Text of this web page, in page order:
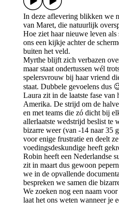
In deze aflevering blikken we
van Maret, die natuurlijk
Hoe ziet haar nieuwe leven
ons een kijkje achter de
buiten het veld.
Myrthe blijft zich verbazen
maar staat ondertussen wél
spelersvrouw bij haar vriend
staat. Dubbele gevoelens dus
Laura zit in de laatste fase van
Amerika. De strijd om de
en met teams die zó dicht bij
allerlaatste wedstrijd beslist te
bizarre weer (van -14 naar 35
voor enige frustratie en deelt
voedingsdeskundige heeft
Robin heeft een Nederlandse
zit in maart dus gewoon
we in de opvallende
bespreken we samen die
We zoeken nog een naam
laat het ons weten wanneer je